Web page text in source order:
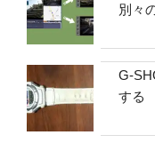
別々
G-
する